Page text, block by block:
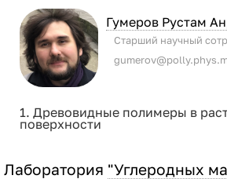
Гумеров Рустам
1. Древовидные полимеры в
поверхности
Лаборатория "Углеродных